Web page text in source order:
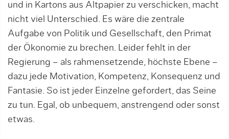
und in Kartons aus Altpapier zu verschicken, macht
nicht viel Unter­schied. Es wäre die zentrale
Aufgabe von Politik und Gesellschaft, den Primat
der Ökonomie zu brechen. Leider fehlt in der
Regierung – als rahmensetzende, höchste Ebene –
dazu jede Motivation, Kompetenz, Konsequenz und
Fantasie. So ist jeder Einzelne gefordert, das Seine
zu tun. Egal, ob unbequem, anstrengend oder sonst
etwas.